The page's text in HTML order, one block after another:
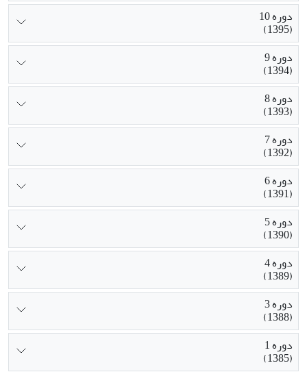
دوره 10
(1395)
دوره 9
(1394)
دوره 8
(1393)
دوره 7
(1392)
دوره 6
(1391)
دوره 5
(1390)
دوره 4
(1389)
دوره 3
(1388)
دوره 1
(1385)